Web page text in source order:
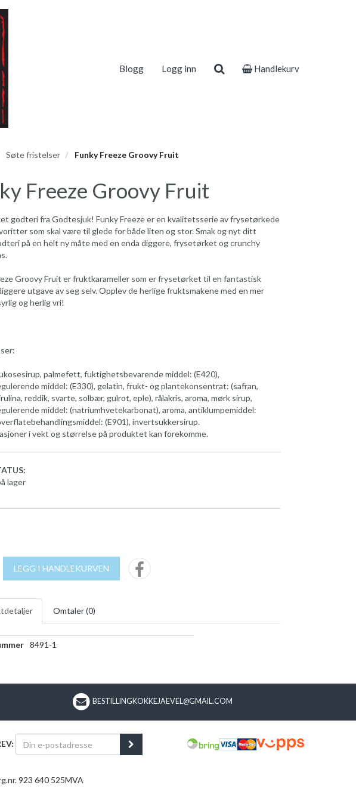
Blogg Logg inn Handlekurv
Søte fristelser Funky Freeze Groovy Fruit
Freeze Groovy Fruit
godteri fra Godtesjuk! Funky Freeze er en kvalitetsserie av frysetørkede
som skal være til glede for både liten og stor. Smak og nyt ditt
på en helt ny måte med en enda diggere, frysetørket og crunchy
Groovy Fruit er fruktkarameller som er frysetørket til en fantastisk
utgave av seg selv. Opplev de herlige fruktsmakene med en mer
og herlig vri!
palmefett, fuktighetsbevarende middel: (E420),
middel: (E330), gelatin, frukt- og plantekonsentrat: (safran,
reddik, svarte, solbær, gulrot, eple), rålakris, aroma, mørk sirup,
middel: (natriumhvetekarbonat), aroma, antiklumpemiddel:
(E901), invertsukkersirup.
i vekt og størrelse på produktet kan forekomme.
lager
LEGG I HANDLEKURVEN
Omtaler (0)
8491-1
BESTILLINGKOKKEJAEVEL@GMAIL.COM
923 640 525MVA